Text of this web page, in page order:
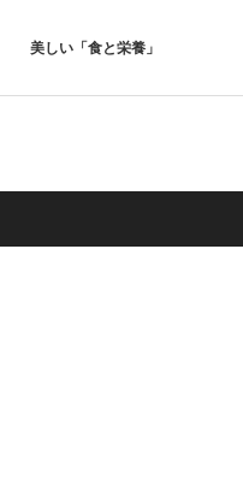
美しい「食と栄養」